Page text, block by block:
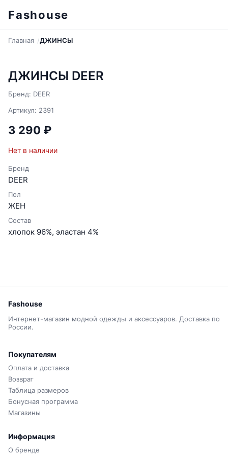
Fashouse
Главная ДЖИНСЫ
ДЖИНСЫ DEER
Бренд: DEER
Артикул: 2391
3 290 ₽
Нет в наличии
Бренд
DEER
Пол
ЖЕН
Состав
хлопок 96%, эластан 4%
Fashouse
Интернет-магазин модной одежды и аксессуаров. Доставка по
России.
Покупателям
Оплата и доставка
Возврат
Таблица размеров
Бонусная программа
Магазины
Информация
О бренде